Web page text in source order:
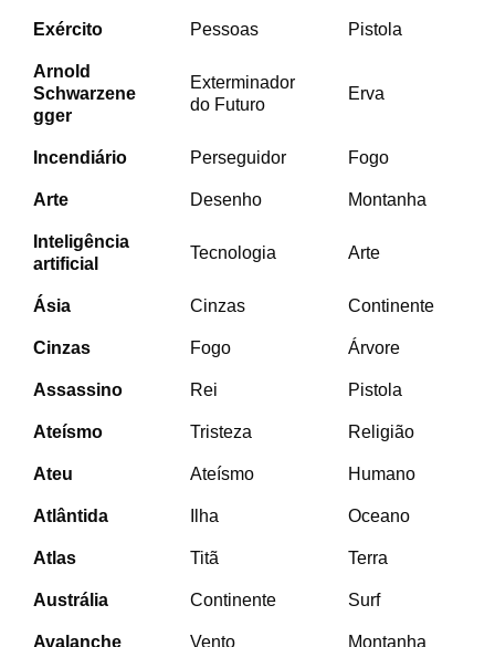
Exército Pessoas Pistola
Arnold
Schwarzene
gger
Exterminador
do Futuro
Erva
Incendiário Perseguidor Fogo
Arte Desenho Montanha
Inteligência
artificial
Tecnologia Arte
Ásia Cinzas Continente
Cinzas Fogo Árvore
Assassino Rei Pistola
Ateísmo Tristeza Religião
Ateu Ateísmo Humano
Atlântida Ilha Oceano
Atlas Titã Terra
Austrália Continente Surf
Avalanche Vento Montanha